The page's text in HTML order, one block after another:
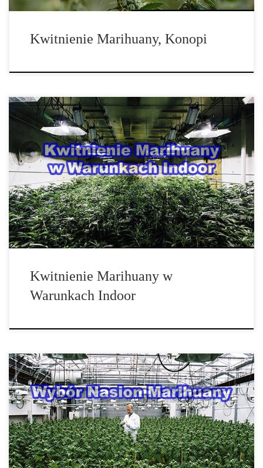
Kwitnienie Marihuany, Konopi
Okres kwitnienia żeńskich roślin marihuany jest określany przez
długość fazy ciemności. Powoduje to, że nasze rośliny w każdej
chwili mogą […]
Kwitnienie Marihuany w
Warunkach Indoor
Wybór odpowiednich nasion marihuany danej odmiany konopi jest
najważniejszą decyzją dla każdego growera. Po pierwsze każdy
chce mieć roślinę, która […]